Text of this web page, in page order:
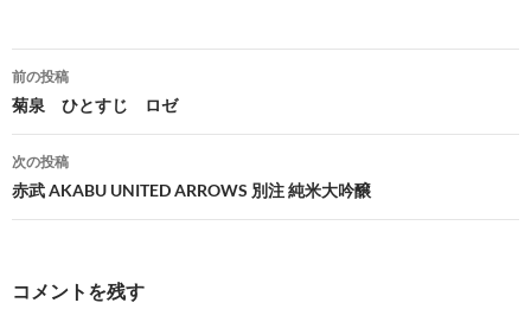
投
稿
ナ
ビ
ゲ
前の投稿
菊泉 ひとすじ ロゼ
次の投稿
赤武 AKABU UNITED ARROWS 別注 純米大吟醸
コメントを残す